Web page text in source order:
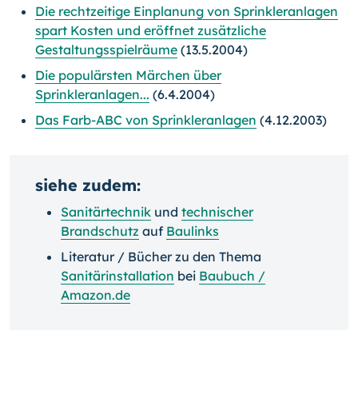
Die rechtzeitige Einplanung von Sprinkleranlagen
spart Kosten und eröffnet zusätzliche
Gestaltungsspielräume (13.5.2004)
Die populärsten Märchen über
Sprinkleranlagen... (6.4.2004)
Das Farb-ABC von Sprinkleranlagen (4.12.2003)
siehe zudem:
Sanitärtechnik und technischer
Brandschutz auf Baulinks
Literatur / Bücher zu den Thema
Sanitärinstallation bei Baubuch /
Amazon.de